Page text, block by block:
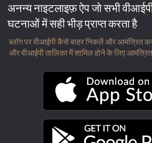
अनन्य नाइटलाइफ़ ऐप जो सभी
घटनाओं में सही भीड़ प्राप्त करता है
ब्लॉग पर वीआईपी कैसे बाहर निकलें और आमंत्रित
और वीआईपी तालिका में शामिल होने के लिए